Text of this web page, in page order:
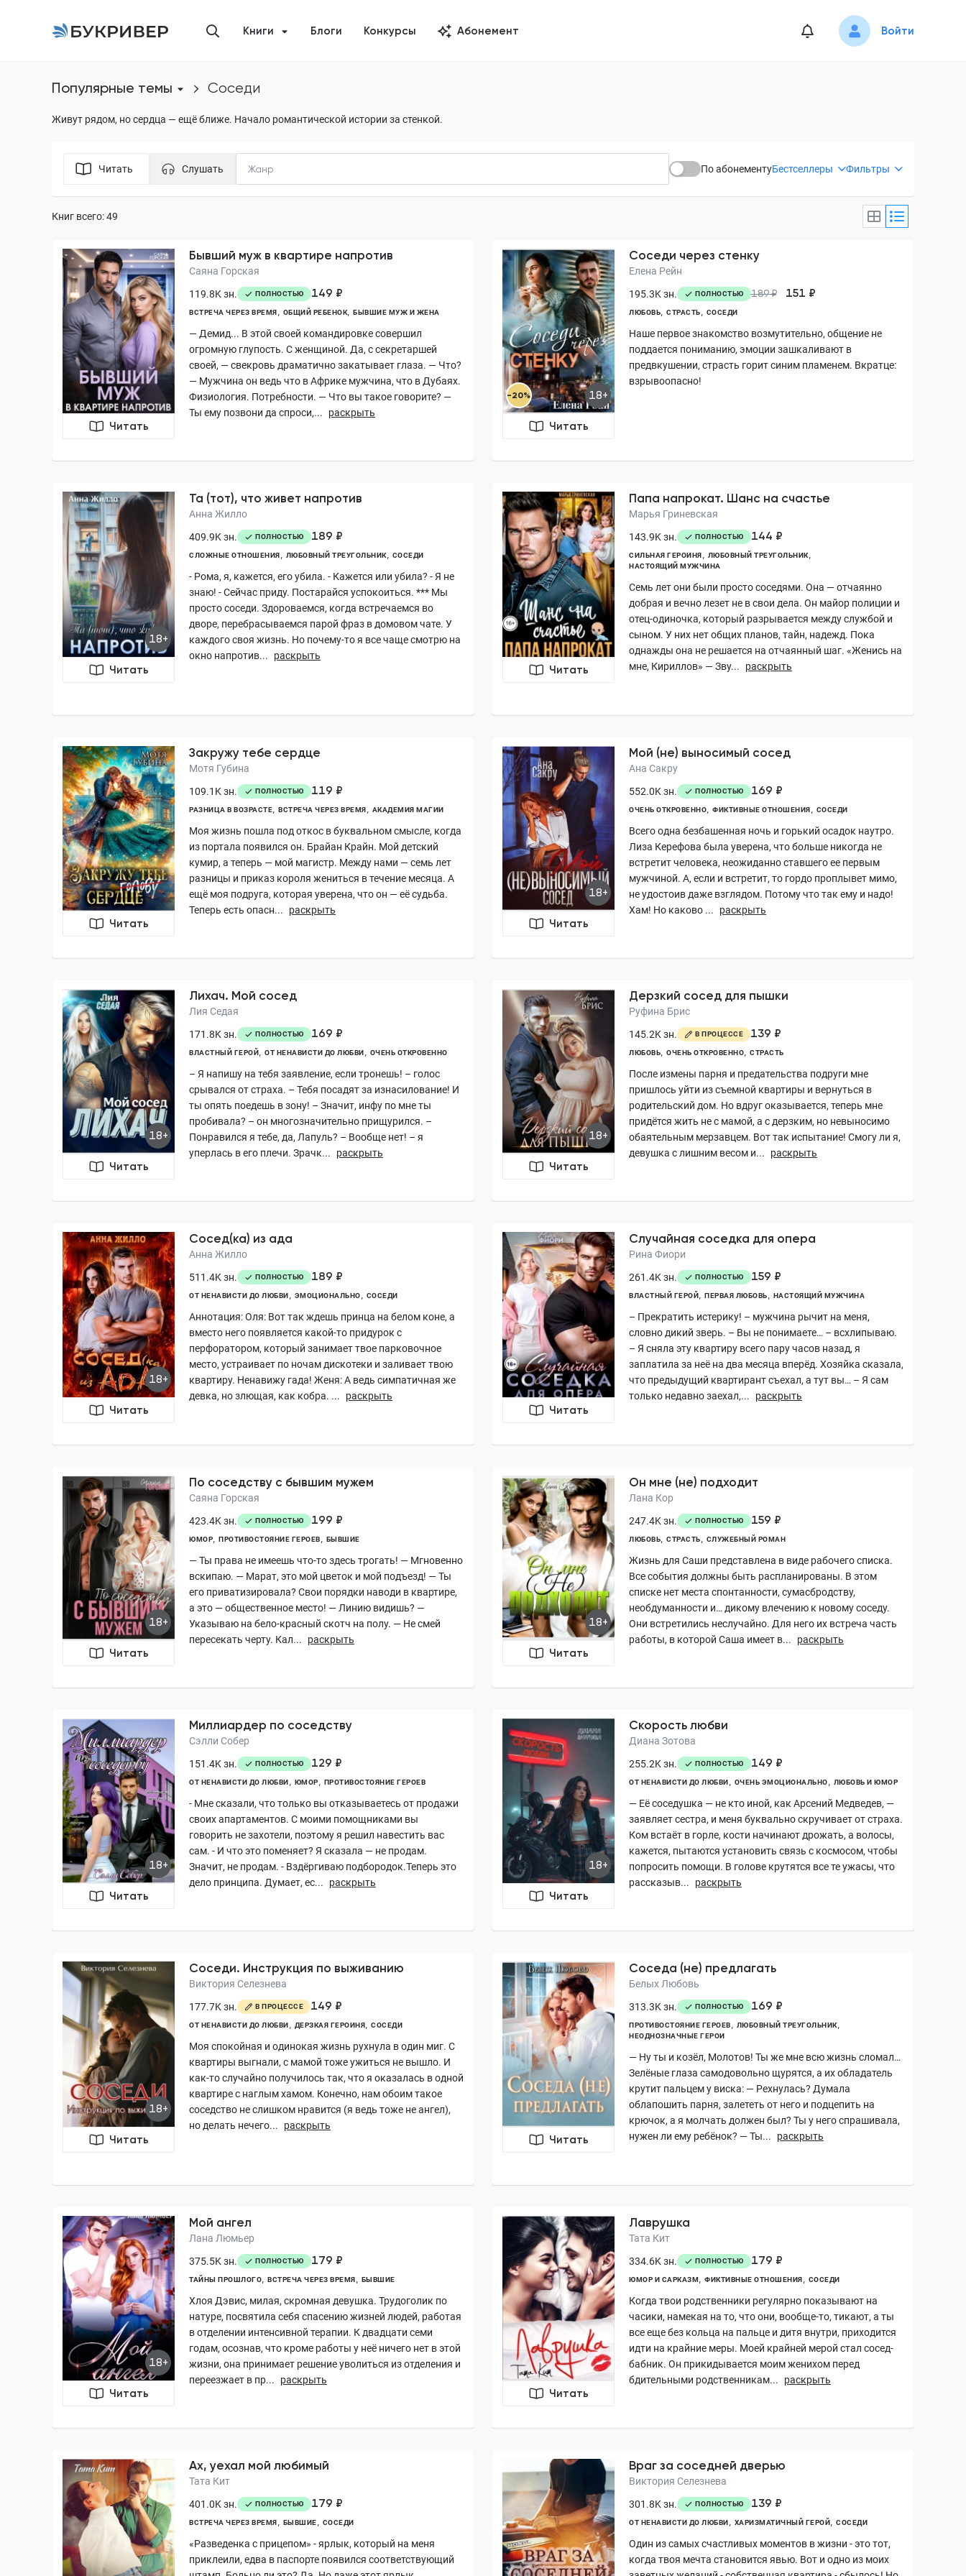
Книги Блоги Конкурсы Абонемент Войти
Популярные темы соседи
Живут рядом, но сердца — ещё ближе. Начало романтической истории за стенкой.
Читать Слушать По абонементуБестселлеры Фильтры
Книг всего: 49
Читать
Бывший муж в квартире напротив
Саяна Горская
119.8K зн.
ПОЛНОСТЬЮ 149 ₽
ВСТРЕЧА ЧЕРЕЗ ВРЕМЯ ОБЩИЙ РЕБЕНОК БЫВШИЕ МУЖ И ЖЕНА
— Демид... В этой своей командировке совершил
огромную глупость. С женщиной. Да, с секретаршей
своей, — свекровь драматично закатывает глаза. — Что?
— Мужчина он ведь что в Африке мужчина, что в Дубаях.
Физиология. Потребности. — Что вы такое говорите? —
Ты ему позвони да спроси,...
раскрыть
-20% 18+
Читать
Соседи через стенку
Елена Рейн
195.3K зн.
ПОЛНОСТЬЮ 189 ₽ 151 ₽
ЛЮБОВЬ СТРАСТЬ СОСЕДИ
Наше первое знакомство возмутительно, общение не
поддается пониманию, эмоции зашкаливают в
предвкушении, страсть горит синим пламенем. Вкратце:
взрывоопасно!
18+
Читать
Та (тот), что живет напротив
Анна Жилло
409.9K зн.
ПОЛНОСТЬЮ 189 ₽
СЛОЖНЫЕ ОТНОШЕНИЯ ЛЮБОВНЫЙ ТРЕУГОЛЬНИК СОСЕДИ
- Рома, я, кажется, его убила. - Кажется или убила? - Я не
знаю! - Сейчас приду. Постарайся успокоиться. *** Мы
просто соседи. Здороваемся, когда встречаемся во
дворе, перебрасываемся парой фраз в домовом чате. У
каждого своя жизнь. Но почему-то я все чаще смотрю на
окно напротив...
раскрыть
Читать
Папа напрокат. Шанс на счастье
Марья Гриневская
143.9K зн.
ПОЛНОСТЬЮ 144 ₽
СИЛЬНАЯ ГЕРОИНЯ
ЛЮБОВНЫЙ ТРЕУГОЛЬНИК
НАСТОЯЩИЙ МУЖЧИНА
Семь лет они были просто соседями. Она — отчаянно
добрая и вечно лезет не в свои дела. Он майор полиции и
отец-одиночка, который разрывается между службой и
сыном. У них нет общих планов, тайн, надежд. Пока
однажды она не решается на отчаянный шаг. «Женись на
мне, Кириллов» — Зву...
раскрыть
Читать
Закружу тебе сердце
Мотя Губина
109.1K зн.
ПОЛНОСТЬЮ 119 ₽
РАЗНИЦА В ВОЗРАСТЕ ВСТРЕЧА ЧЕРЕЗ ВРЕМЯ АКАДЕМИЯ МАГИИ
Моя жизнь пошла под откос в буквальном смысле, когда
из портала появился он. Брайан Крайн. Мой детский
кумир, а теперь — мой магистр. Между нами — семь лет
разницы и приказ короля жениться в течение месяца. А
ещё моя подруга, которая уверена, что он — её судьба.
Теперь есть опасн...
раскрыть
18+
Читать
Мой (не) выносимый сосед
Ана Сакру
552.0K зн.
ПОЛНОСТЬЮ 169 ₽
ОЧЕНЬ ОТКРОВЕННО ФИКТИВНЫЕ ОТНОШЕНИЯ СОСЕДИ
Всего одна безбашенная ночь и горький осадок наутро.
Лиза Керефова была уверена, что больше никогда не
встретит человека, неожиданно ставшего ее первым
мужчиной. А, если и встретит, то гордо проплывет мимо,
не удостоив даже взглядом. Потому что так ему и надо!
Хам! Но каково ...
раскрыть
18+
Читать
Лихач. Мой сосед
Лия Седая
171.8K зн.
ПОЛНОСТЬЮ 169 ₽
ВЛАСТНЫЙ ГЕРОЙ ОТ НЕНАВИСТИ ДО ЛЮБВИ ОЧЕНЬ ОТКРОВЕННО
– Я напишу на тебя заявление, если тронешь! – голос
срывался от страха. – Тебя посадят за изнасилование! И
ты опять поедешь в зону! – Значит, инфу по мне ты
пробивала? – он многозначительно прищурился. –
Понравился я тебе, да, Лапуль? – Вообще нет! – я
уперлась в его плечи. Зрачк...
раскрыть
18+
Читать
Дерзкий сосед для пышки
Руфина Брис
145.2K зн.
В ПРОЦЕССЕ 139 ₽
ЛЮБОВЬ ОЧЕНЬ ОТКРОВЕННО СТРАСТЬ
После измены парня и предательства подруги мне
пришлось уйти из съемной квартиры и вернуться в
родительский дом. Но вдруг оказывается, теперь мне
придётся жить не с мамой, а с дерзким, но невыносимо
обаятельным мерзавцем. Вот так испытание! Смогу ли я,
девушка с лишним весом и...
раскрыть
18+
Читать
Сосед(ка) из ада
Анна Жилло
511.4K зн.
ПОЛНОСТЬЮ 189 ₽
ОТ НЕНАВИСТИ ДО ЛЮБВИ ЭМОЦИОНАЛЬНО СОСЕДИ
Аннотация: Оля: Вот так ждешь принца на белом коне, а
вместо него появляется какой-то придурок с
перфоратором, который занимает твое парковочное
место, устраивает по ночам дискотеки и заливает твою
квартиру. Ненавижу гада! Женя: А ведь симпатичная же
девка, но злющая, как кобра. ...
раскрыть
Читать
Случайная соседка для опера
Рина Фиори
261.4K зн.
ПОЛНОСТЬЮ 159 ₽
ВЛАСТНЫЙ ГЕРОЙ ПЕРВАЯ ЛЮБОВЬ НАСТОЯЩИЙ МУЖЧИНА
– Прекратить истерику! – мужчина рычит на меня,
словно дикий зверь. – Вы не понимаете… – всхлипываю.
– Я сняла эту квартиру всего пару часов назад, я
заплатила за неё на два месяца вперёд. Хозяйка сказала,
что предыдущий квартирант съехал, а тут вы… – Я сам
только недавно заехал,...
раскрыть
18+
Читать
По соседству с бывшим мужем
Саяна Горская
423.4K зн.
ПОЛНОСТЬЮ 199 ₽
ЮМОР ПРОТИВОСТОЯНИЕ ГЕРОЕВ БЫВШИЕ
— Ты права не имеешь что-то здесь трогать! — Мгновенно
вскипаю. — Марат, это мой цветок и мой подъезд! — Ты
его приватизировала? Свои порядки наводи в квартире,
а это — общественное место! — Линию видишь? —
Указываю на бело-красный скотч на полу. — Не смей
пересекать черту. Кал...
раскрыть
18+
Читать
Он мне (не) подходит
Лана Кор
247.4K зн.
ПОЛНОСТЬЮ 159 ₽
ЛЮБОВЬ СТРАСТЬ СЛУЖЕБНЫЙ РОМАН
Жизнь для Саши представлена в виде рабочего списка.
Все события должны быть распланированы. В этом
списке нет места спонтанности, сумасбродству,
необдуманности и… дикому влечению к новому соседу.
Они встретились неслучайно. Для него их встреча часть
работы, в которой Саша имеет в...
раскрыть
18+
Читать
Миллиардер по соседству
Сэлли Собер
151.4K зн.
ПОЛНОСТЬЮ 129 ₽
ОТ НЕНАВИСТИ ДО ЛЮБВИ ЮМОР ПРОТИВОСТОЯНИЕ ГЕРОЕВ
- Мне сказали, что только вы отказываетесь от продажи
своих апартаментов. С моими помощниками вы
говорить не захотели, поэтому я решил навестить вас
сам. - И что это поменяет? Я сказала — не продам.
Значит, не продам. - Вздёргиваю подбородок.Теперь это
дело принципа. Думает, ес...
раскрыть
18+
Читать
Скорость любви
Диана Зотова
255.2K зн.
ПОЛНОСТЬЮ 149 ₽
ОТ НЕНАВИСТИ ДО ЛЮБВИ ОЧЕНЬ ЭМОЦИОНАЛЬНО ЛЮБОВЬ И ЮМОР
— Её соседушка — не кто иной, как Арсений Медведев, —
заявляет сестра, и меня буквально скручивает от страха.
Ком встаёт в горле, кости начинают дрожать, а волосы,
кажется, пытаются установить связь с космосом, чтобы
попросить помощи. В голове крутятся все те ужасы, что
рассказыв...
раскрыть
18+
Читать
Соседи. Инструкция по выживанию
Виктория Селезнева
177.7K зн.
В ПРОЦЕССЕ 149 ₽
ОТ НЕНАВИСТИ ДО ЛЮБВИ ДЕРЗКАЯ ГЕРОИНЯ СОСЕДИ
Моя спокойная и одинокая жизнь рухнула в один миг. С
квартиры выгнали, с мамой тоже ужиться не вышло. И
как-то случайно получилось так, что я оказалась в одной
квартире с наглым хамом. Конечно, нам обоим такое
соседство не слишком нравится (я ведь тоже не ангел),
но делать нечего...
раскрыть
Читать
Соседа (не) предлагать
Белых Любовь
313.3K зн.
ПОЛНОСТЬЮ 169 ₽
ПРОТИВОСТОЯНИЕ ГЕРОЕВ
ЛЮБОВНЫЙ ТРЕУГОЛЬНИК
НЕОДНОЗНАЧНЫЕ ГЕРОИ
— Ну ты и козёл, Молотов! Ты же мне всю жизнь сломал…
Зелёные глаза самодовольно щурятся, а их обладатель
крутит пальцем у виска: — Рехнулась? Думала
облапошить парня, залететь от него и подцепить на
крючок, а я молчать должен был? Ты у него спрашивала,
нужен ли ему ребёнок? — Ты...
раскрыть
18+
Читать
Мой ангел
Лана Люмьер
375.5K зн.
ПОЛНОСТЬЮ 179 ₽
ТАЙНЫ ПРОШЛОГО ВСТРЕЧА ЧЕРЕЗ ВРЕМЯ БЫВШИЕ
Хлоя Дэвис, милая, скромная девушка. Трудоголик по
натуре, посвятила себя спасению жизней людей, работая
в отделении интенсивной терапии. К двадцати семи
годам, осознав, что кроме работы у неё ничего нет в этой
жизни, она принимает решение уволиться из отделения и
переезжает в пр...
раскрыть
Читать
Лаврушка
Тата Кит
334.6K зн.
ПОЛНОСТЬЮ 179 ₽
ЮМОР И САРКАЗМ ФИКТИВНЫЕ ОТНОШЕНИЯ СОСЕДИ
Когда твои родственники регулярно показывают на
часики, намекая на то, что они, вообще-то, тикают, а ты
все еще без кольца на пальце и дитя внутри, приходится
идти на крайние меры. Моей крайней мерой стал сосед-
бабник. Он прикидывается моим женихом перед
бдительными родственникам...
раскрыть
Ах, уехал мой любимый
Тата Кит
401.0K зн.
ПОЛНОСТЬЮ 179 ₽
ВСТРЕЧА ЧЕРЕЗ ВРЕМЯ БЫВШИЕ СОСЕДИ
«Разведенка с прицепом» - ярлык, который на меня
приклеили, едва в паспорте появился соответствующий
Враг за соседней дверью
Виктория Селезнева
301.8K зн.
ПОЛНОСТЬЮ 139 ₽
ОТ НЕНАВИСТИ ДО ЛЮБВИ ХАРИЗМАТИЧНЫЙ ГЕРОЙ СОСЕДИ
Один из самых счастливых моментов в жизни - это тот,
когда твоя мечта становится явью. Вот и одно из моих